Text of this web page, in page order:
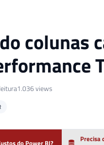
colunas
1.036 views
do Power BI?
Precisa